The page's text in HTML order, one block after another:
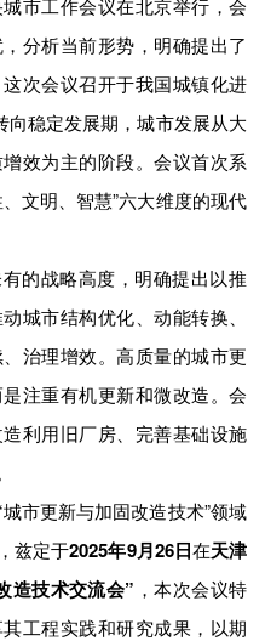
分析当前形势，明确提出了
次会议召开于我国城镇化进
稳定发展期，城市发展从大
效为主的阶段。会议首次系
文明、智慧”六大维度的现代
的战略高度，明确提出以推
城市结构优化、动能转换、
治理增效。高质量的城市更
注重有机更新和微改造。会
利用旧厂房、完善基础设施
市更新与加固改造技术”领域
兹定于2025年9月26日在天津
造技术交流会” ，本次会议特
工程实践和研究成果，以期